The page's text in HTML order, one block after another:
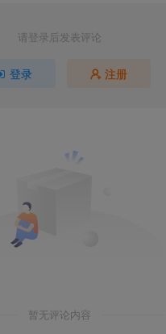
请登录后发表评论
登录 注册
暂无评论内容